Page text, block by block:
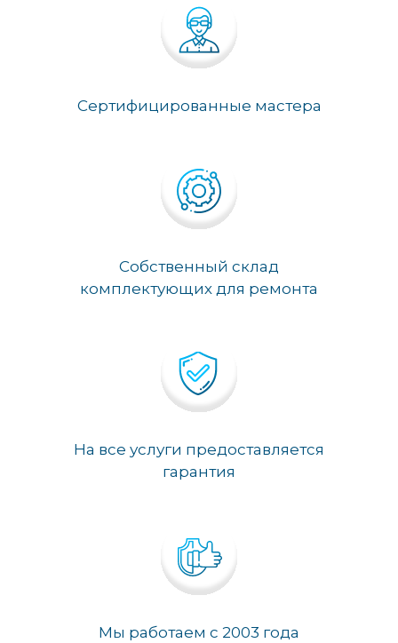
Сертифицированные мастера
Собственный склад
комплектующих для ремонта
На все услуги предоставляется
гарантия
Мы работаем с 2003 года